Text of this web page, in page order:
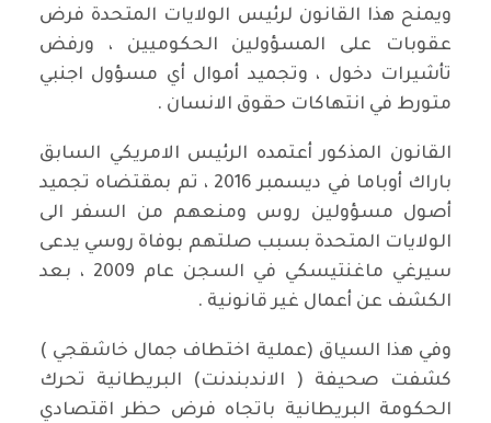
ويمنح هذا القانون لرئيس الولايات المتحدة فرض
عقوبات على المسؤولين الحكوميين ، ورفض
تأشيرات دخول ، وتجميد أموال أي مسؤول اجنبي
متورط في انتهاكات حقوق الانسان .
القانون المذكور أعتمده الرئيس الامريكي السابق
باراك أوباما في ديسمبر 2016 ، تم بمقتضاه تجميد
أصول مسؤولين روس ومنعهم من السفر الى
الولايات المتحدة بسبب صلتهم بوفاة روسي يدعى
سيرغي ماغنتيسكي في السجن عام 2009 ، بعد
الكشف عن أعمال غير قانونية .
وفي هذا السياق (عملية اختطاف جمال خاشقجي )
كشفت صحيفة ( الاندبندنت) البريطانية تحرك
الحكومة البريطانية باتجاه فرض حظر اقتصادي